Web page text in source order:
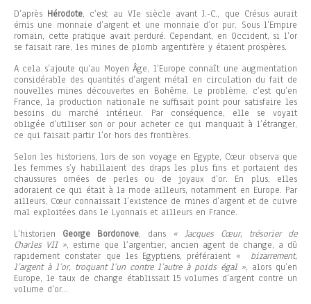
D’après Hérodote, c’est au VIe siècle avant J.-C., que Crésus aurait
émis une monnaie d’argent et une monnaie d’or pur. Sous l’Empire
romain, cette pratique avait perduré. Cependant, en Occident, si l’or
se faisait rare, les mines de plomb argentifère y étaient prospères.
A cela s’ajoute qu’au Moyen Âge, l’Europe connaît une augmentation
considérable des quantités d’argent métal en circulation du fait de
nouvelles mines découvertes en Bohême. Le problème, c’est qu’en
France, la production nationale ne suffisait point pour satisfaire les
besoins du marché intérieur. Par conséquence, elle se voyait
obligée d’utiliser son or pour acheter ce qui manquait à l’étranger,
ce qui faisait partir l’or hors des frontières.
Selon les historiens, lors de son voyage en Egypte, Cœur observa que
les femmes s’y habillaient des draps les plus fins et portaient des
chaussures ornées de perles ou de joyaux d’or. En plus, elles
adoraient ce qui était à la mode ailleurs, notamment en Europe. Par
ailleurs, Cœur connaissait l’existence de mines d’argent et de cuivre
mal exploitées dans le Lyonnais et ailleurs en France.
L’historien George Bordonove, dans « Jacques Cœur, trésorier de
Charles VII », estime que l’argentier, ancien agent de change, a dû
rapidement constater que les Egyptiens, préféraient «
bizarrement,
l’argent à l’or, troquant l’un contre l’autre à poids égal », alors qu’en
Europe, le taux de change établissait 15 volumes d’argent contre un
volume d’or…